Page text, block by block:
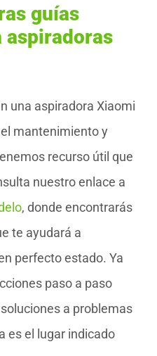
guías
aspiradoras
una aspiradora Xiaomi
mantenimiento y
recurso útil que
nuestro enlace a
, donde encontrarás
te ayudará a
perfecto estado. Ya
paso a paso
a problemas
es el lugar indicado